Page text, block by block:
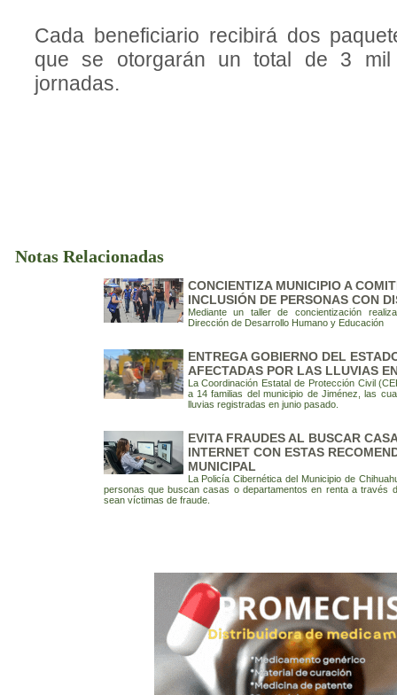
Cada beneficiario recibirá dos
que se otorgarán un total de 3
jornadas.
Notas Relacionadas
CONCIENTIZA MUNICIPIO A
INCLUSIÓN DE PERSONAS CON
Mediante un taller de concientización
Dirección de Desarrollo Humano y Educación
ENTREGA GOBIERNO DEL
AFECTADAS POR LAS LLUVIAS
La Coordinación Estatal de Protección Civil
a 14 familias del municipio de Jiménez, las
lluvias registradas en junio pasado.
EVITA FRAUDES AL BUSCAR
INTERNET CON ESTAS
MUNICIPAL
La Policía Cibernética del Municipio de
personas que buscan casas o departamentos en renta a través
sean víctimas de fraude.